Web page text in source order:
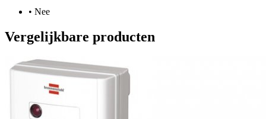
• Nee
Vergelijkbare producten